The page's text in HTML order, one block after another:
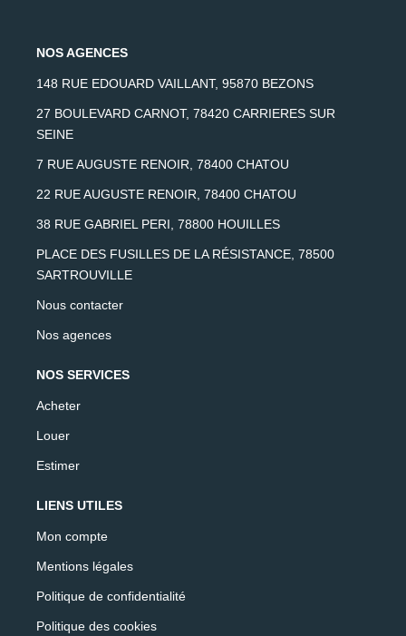
NOS AGENCES
148 RUE EDOUARD VAILLANT, 95870 BEZONS
27 BOULEVARD CARNOT, 78420 CARRIERES SUR
SEINE
7 RUE AUGUSTE RENOIR, 78400 CHATOU
22 RUE AUGUSTE RENOIR, 78400 CHATOU
38 RUE GABRIEL PERI, 78800 HOUILLES
PLACE DES FUSILLES DE LA RÉSISTANCE, 78500
SARTROUVILLE
Nous contacter
Nos agences
NOS SERVICES
Acheter
Louer
Estimer
LIENS UTILES
Mon compte
Mentions légales
Politique de confidentialité
Politique des cookies